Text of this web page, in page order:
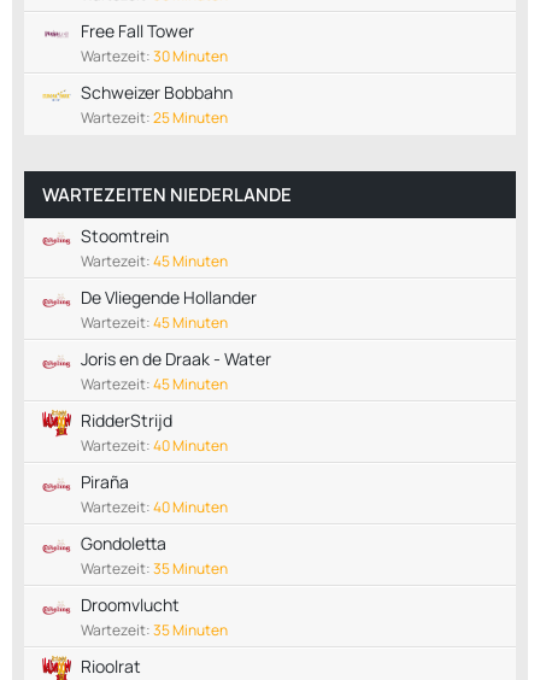
Free Fall Tower
Wartezeit:30 Minuten
Schweizer Bobbahn
Wartezeit:25 Minuten
WARTEZEITEN NIEDERLANDE
Stoomtrein
Wartezeit:45 Minuten
De Vliegende Hollander
Wartezeit:45 Minuten
Joris en de Draak - Water
Wartezeit:45 Minuten
RidderStrijd
Wartezeit:40 Minuten
Piraña
Wartezeit:40 Minuten
Gondoletta
Wartezeit:35 Minuten
Droomvlucht
Wartezeit:35 Minuten
Rioolrat